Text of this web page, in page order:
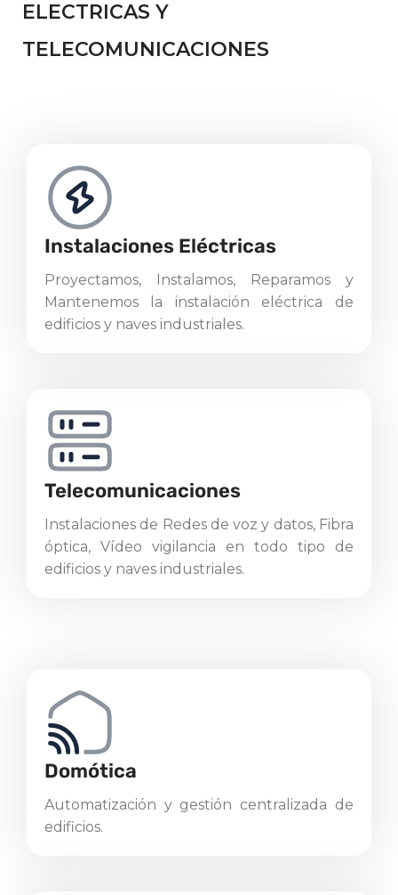
ELECTRICAS Y
TELECOMUNICACIONES
Instalaciones Eléctricas
Proyectamos, Instalamos, Reparamos y
Mantenemos la instalación eléctrica de
edificios y naves industriales.
Telecomunicaciones
Instalaciones de Redes de voz y datos, Fibra
óptica, Vídeo vigilancia en todo tipo de
edificios y naves industriales.
Domótica
Automatización y gestión centralizada de
edificios.